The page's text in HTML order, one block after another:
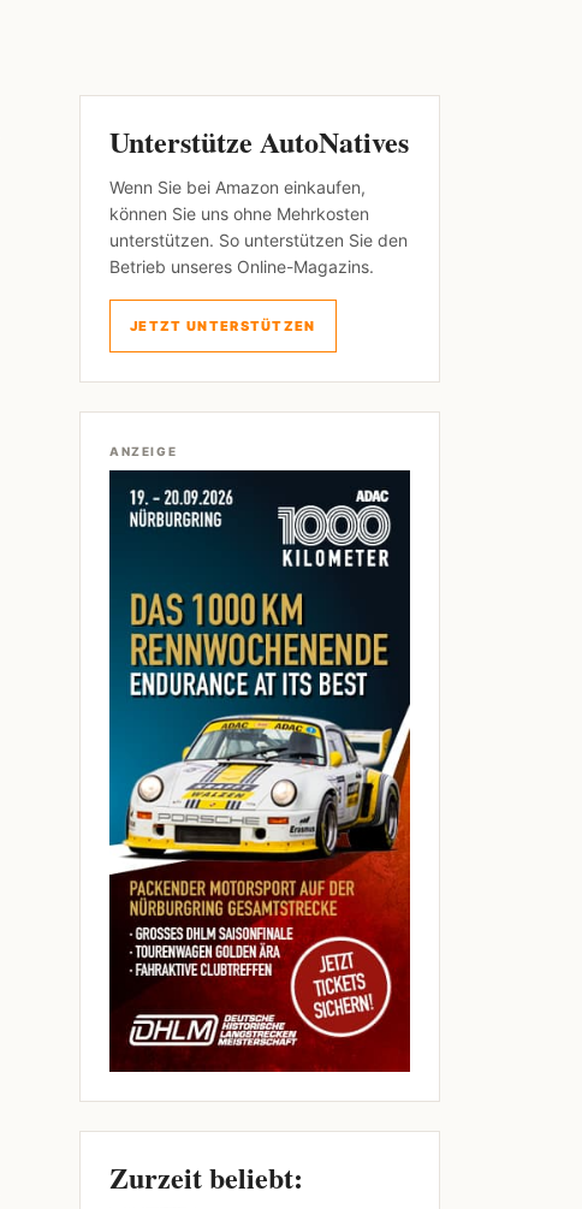
Unterstütze AutoNatives
Wenn Sie bei Amazon einkaufen,
können Sie uns ohne Mehrkosten
unterstützen. So unterstützen Sie den
Betrieb unseres Online-Magazins.
JETZT UNTERSTÜTZEN
ANZEIGE
Zurzeit beliebt: